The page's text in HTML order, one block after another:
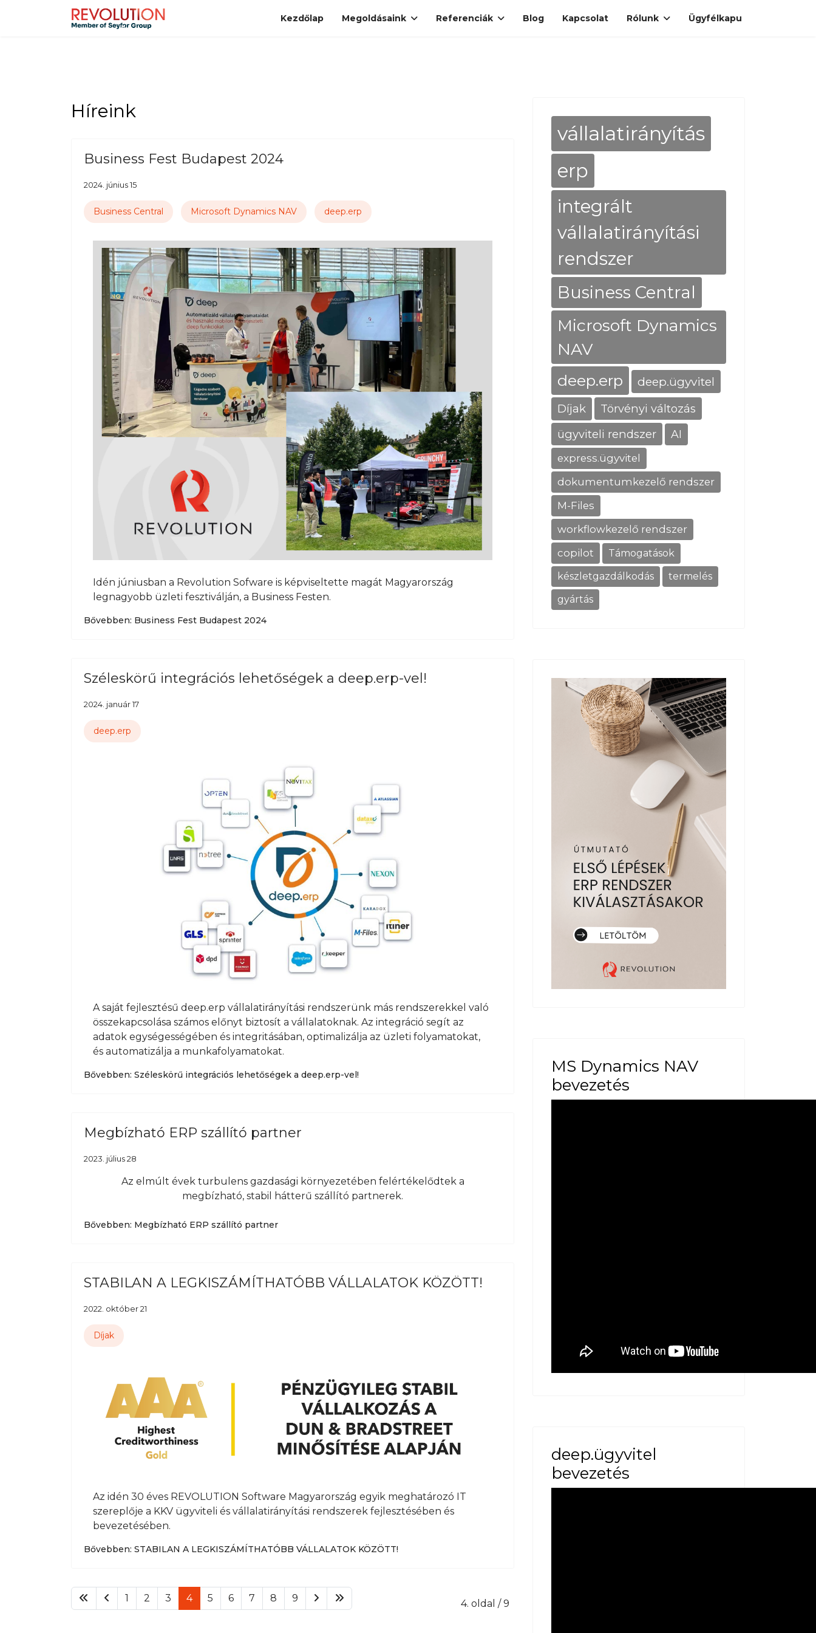
Kezdőlap Megoldásaink Referenciák Blog Kapcsolat Rólunk Ügyfélkapu
Híreink
Business Fest Budapest 2024
2024. június 15
Business Central Microsoft Dynamics NAV deep.erp
Idén júniusban a Revolution Sofware is képviseltette magát Magyarország
legnagyobb üzleti fesztiválján, a Business Festen.
Bővebben: Business Fest Budapest 2024
Széleskörű integrációs lehetőségek a deep.erp-vel!
2024. január 17
deep.erp
A saját fejlesztésű deep.erp vállalatirányítási rendszerünk más rendszerekkel való
összekapcsolása számos előnyt biztosít a vállalatoknak. Az integráció segít az
adatok egységességében és integritásában, optimalizálja az üzleti folyamatokat,
és automatizálja a munkafolyamatokat.
Bővebben: Széleskörű integrációs lehetőségek a deep.erp-vel!
Megbízható ERP szállító partner
2023. július 28
Az elmúlt évek turbulens gazdasági környezetében felértékelődtek a
megbízható, stabil hátterű szállító partnerek.
Bővebben: Megbízható ERP szállító partner
STABILAN A LEGKISZÁMÍTHATÓBB VÁLLALATOK KÖZÖTT!
2022. október 21
Díjak
Az idén 30 éves REVOLUTION Software Magyarország egyik meghatározó IT
szereplője a KKV ügyviteli és vállalatirányítási rendszerek fejlesztésében és
bevezetésében.
Bővebben: STABILAN A LEGKISZÁMÍTHATÓBB VÁLLALATOK KÖZÖTT!
4. oldal / 9
1 2 3 4 5 6 7 8 9
vállalatirányítás
erp
integrált
vállalatirányítási
rendszer
Business Central
Microsoft Dynamics
NAV
deep.erp deep.ügyvitel
Díjak
Törvényi változás
ügyviteli rendszer
AI
express.ügyvitel
dokumentumkezelő rendszer
M-Files
workflowkezelő rendszer
copilot
Támogatások
készletgazdálkodás
termelés
gyártás
MS Dynamics NAV
bevezetés
deep.ügyvitel
bevezetés